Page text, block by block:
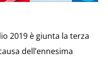
2019 è giunta la terza
dell’ennesima